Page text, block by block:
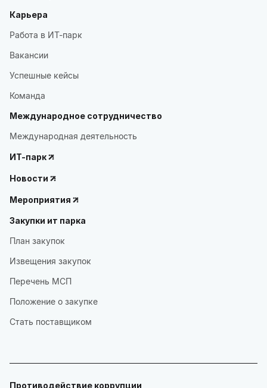
Карьера
Работа в ИТ-парк
Вакансии
Успешные кейсы
Команда
Международное сотрудничество
Международная деятельность
ИТ-парк
Новости
Мероприятия
Закупки ит парка
План закупок
Извещения закупок
Перечень МСП
Положение о закупке
Стать поставщиком
Противодействие коррупции